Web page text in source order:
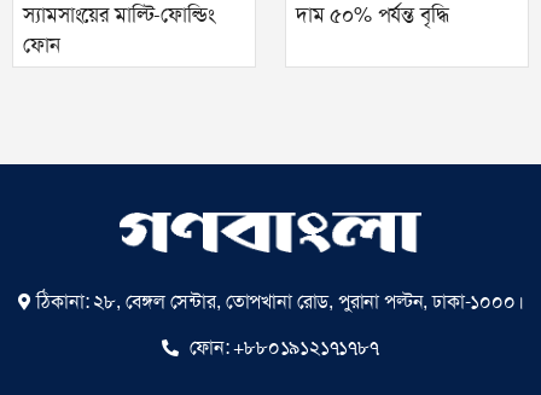
স্যামসাংয়ের মাল্টি-ফোল্ডিং
ফোন
দাম ৫০% পর্যন্ত বৃদ্ধি
ঠিকানা: ২৮, বেঙ্গল সেন্টার, তোপখানা রোড, পুরানা পল্টন, ঢাকা-১০০০।
ফোন:+৮৮০১৯১২১৭১৭৮৭